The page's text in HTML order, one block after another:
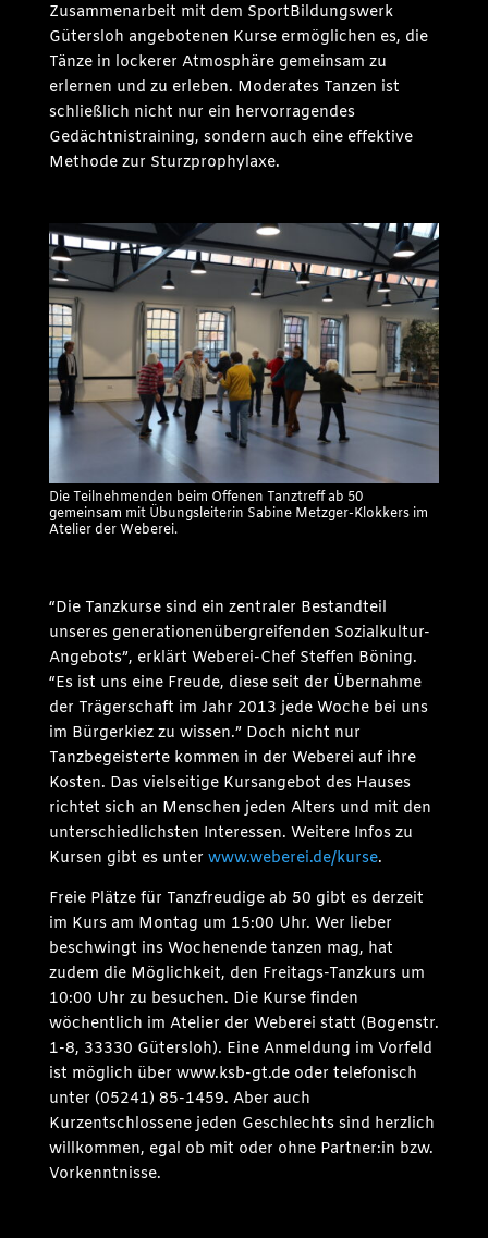
Zusammenarbeit mit dem SportBildungswerk
Gütersloh angebotenen Kurse ermöglichen es, die
Tänze in lockerer Atmosphäre gemeinsam zu
erlernen und zu erleben. Moderates Tanzen ist
schließlich nicht nur ein hervorragendes
Gedächtnistraining, sondern auch eine effektive
Methode zur Sturzprophylaxe.
Die Teilnehmenden beim Offenen Tanztreff ab 50
gemeinsam mit Übungsleiterin Sabine Metzger-Klokkers im
Atelier der Weberei.
“Die Tanzkurse sind ein zentraler Bestandteil
unseres generationenübergreifenden Sozialkultur-
Angebots”, erklärt Weberei-Chef Steffen Böning.
“Es ist uns eine Freude, diese seit der Übernahme
der Trägerschaft im Jahr 2013 jede Woche bei uns
im Bürgerkiez zu wissen.” Doch nicht nur
Tanzbegeisterte kommen in der Weberei auf ihre
Kosten. Das vielseitige Kursangebot des Hauses
richtet sich an Menschen jeden Alters und mit den
unterschiedlichsten Interessen. Weitere Infos zu
Kursen gibt es unter www.weberei.de/kurse.
Freie Plätze für Tanzfreudige ab 50 gibt es derzeit
im Kurs am Montag um 15:00 Uhr. Wer lieber
beschwingt ins Wochenende tanzen mag, hat
zudem die Möglichkeit, den Freitags-Tanzkurs um
10:00 Uhr zu besuchen. Die Kurse finden
wöchentlich im Atelier der Weberei statt (Bogenstr.
1-8, 33330 Gütersloh). Eine Anmeldung im Vorfeld
ist möglich über www.ksb-gt.de oder telefonisch
unter (05241) 85-1459. Aber auch
Kurzentschlossene jeden Geschlechts sind herzlich
willkommen, egal ob mit oder ohne Partner:in bzw.
Vorkenntnisse.